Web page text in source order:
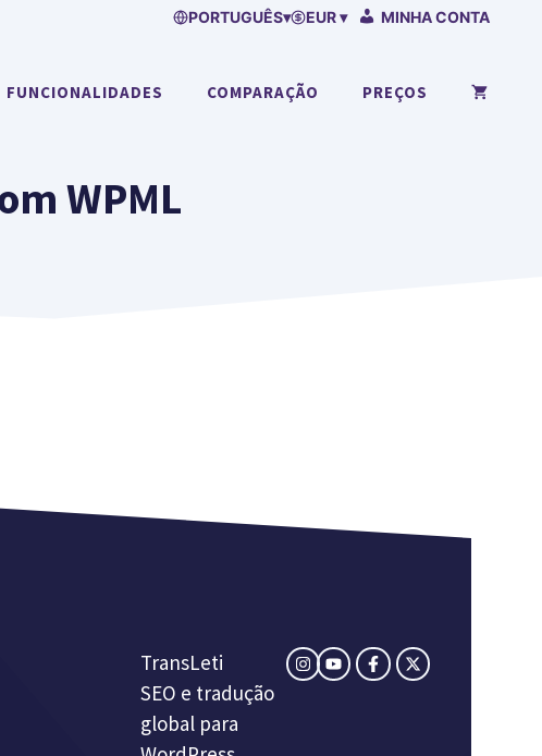
PORTUGUÊS▾ EUR ▾ MINHA CONTA
FUNCIONALIDADES COMPARAÇÃO PREÇOS
WPML
TransLeti
SEO e tradução
global para